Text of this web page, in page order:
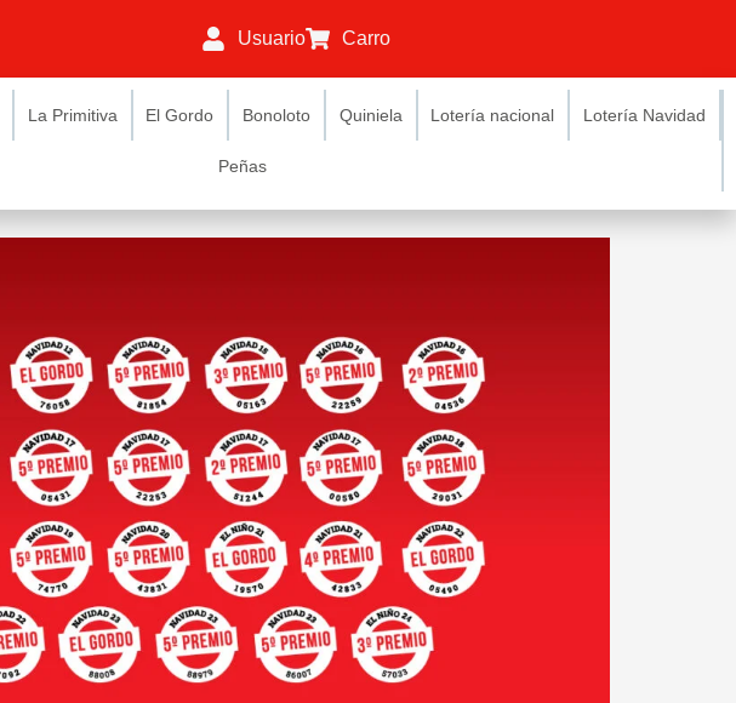
Usuario Carro
La Primitiva El Gordo Bonoloto Quiniela Lotería nacional Lotería Navidad
Peñas